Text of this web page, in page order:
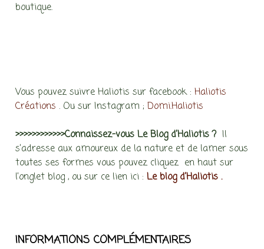
boutique.
Vous pouvez suivre Haliotis sur facebook :Haliotis
Créations . Ou sur Instagram ;Domi.Haliotis
>>>>>>>>>>>>Connaissez-vous Le Blog d’Haliotis ?Il
s’adresse aux amoureux de la nature et de lamer sous
toutes ses formes vous pouvez cliquez en haut sur
l’onglet blog , ou sur ce lien ici : Le blog d’Haliotis .
INFORMATIONS COMPLÉMENTAIRES